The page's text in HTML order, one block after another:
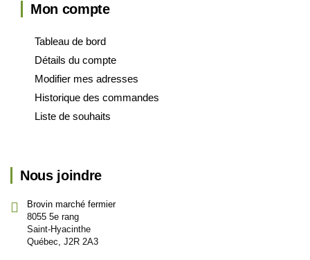
Mon compte
Tableau de bord
Détails du compte
Modifier mes adresses
Historique des commandes
Liste de souhaits
Nous joindre
Brovin marché fermier
8055 5e rang
Saint-Hyacinthe
Québec, J2R 2A3